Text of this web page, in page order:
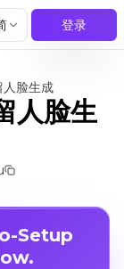
登录
脸生成
人脸生
Setup